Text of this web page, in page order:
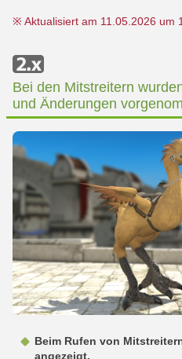
※ Aktualisiert am 11.05.2026 um
Bei den Mitstreitern
und Änderungen
Beim Rufen von
angezeigt.